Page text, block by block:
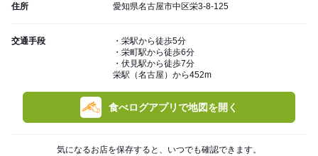
住所 愛知県名古屋市中区栄3-8-125
交通手段
・栄駅から徒歩5分
・栄町駅から徒歩6分
・伏見駅から徒歩7分
栄駅（名古屋）から452m
食べログアプリで地図を開く
気になるお店を保存すると、いつでも確認できます。